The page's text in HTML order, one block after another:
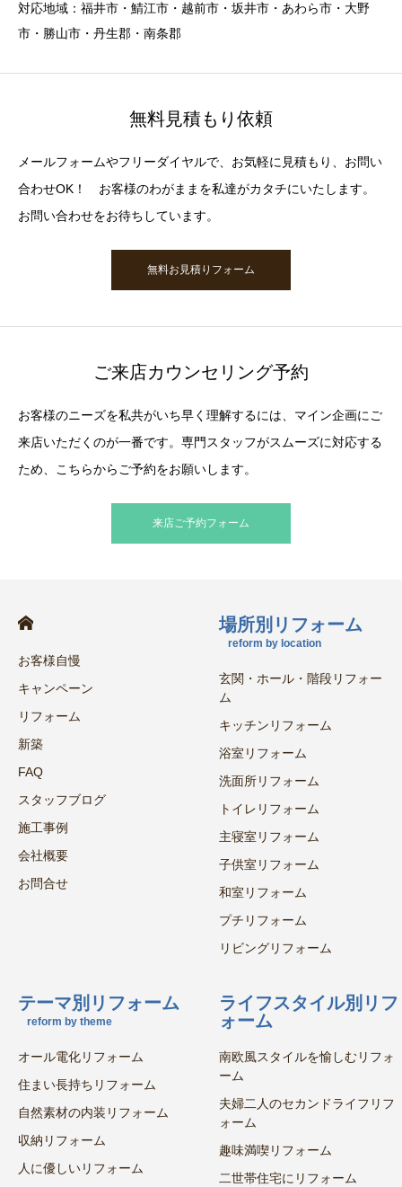
対応地域：福井市・鯖江市・越前市・坂井市・あわら市・大野
市・勝山市・丹生郡・南条郡
無料見積もり依頼
メールフォームやフリーダイヤルで、お気軽に見積もり、お問い
合わせOK！ お客様のわがままを私達がカタチにいたします。
お問い合わせをお待ちしています。
無料お見積りフォーム
ご来店カウンセリング予約
お客様のニーズを私共がいち早く理解するには、マイン企画にご
来店いただくのが一番です。専門スタッフがスムーズに対応する
ため、こちらからご予約をお願いします。
来店ご予約フォーム
お客様自慢
キャンペーン
リフォーム
新築
FAQ
スタッフブログ
施工事例
会社概要
お問合せ
場所別リフォーム
reform by location
玄関・ホール・階段リフォー
ム
キッチンリフォーム
浴室リフォーム
洗面所リフォーム
トイレリフォーム
主寝室リフォーム
子供室リフォーム
和室リフォーム
プチリフォーム
リビングリフォーム
テーマ別リフォーム
reform by theme
オール電化リフォーム
住まい長持ちリフォーム
自然素材の内装リフォーム
収納リフォーム
人に優しいリフォーム
ライフスタイル別リフ
ォーム
南欧風スタイルを愉しむリフォ
ーム
夫婦二人のセカンドライフリフ
ォーム
趣味満喫リフォーム
二世帯住宅にリフォーム